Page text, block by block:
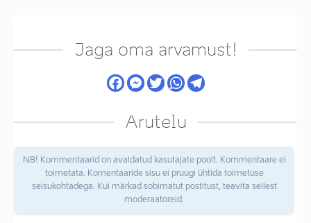
Jaga oma arvamust!
Arutelu
NB! Kommentaarid on avaldatud kasutajate poolt. Kommentaare ei
toimetata. Komentaaride sisu ei pruugi ühtida toimetuse
seisukohtadega. Kui märkad sobimatut postitust, teavita sellest
moderaatoreid.